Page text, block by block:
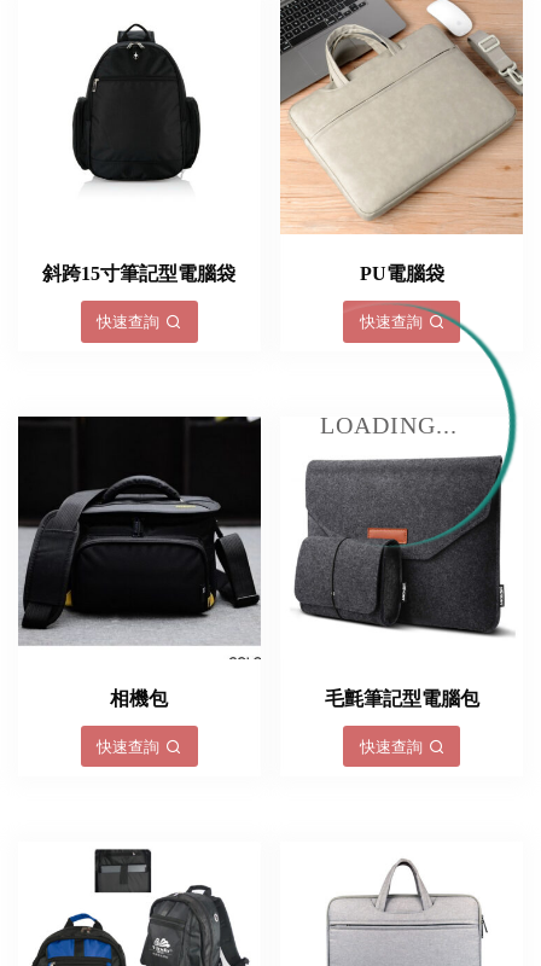
LOADING...
斜跨15寸筆記型電腦袋
快速查詢
PU電腦袋
快速查詢
相機包
快速查詢
毛氈筆記型電腦包
快速查詢